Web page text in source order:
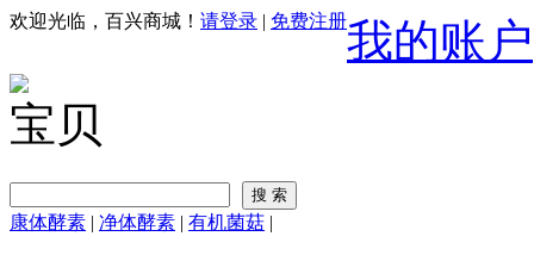
欢迎光临，百兴商城！ 请登录 | 免费注册我的账户
宝贝
康体酵素 | 净体酵素 | 有机菌菇 |